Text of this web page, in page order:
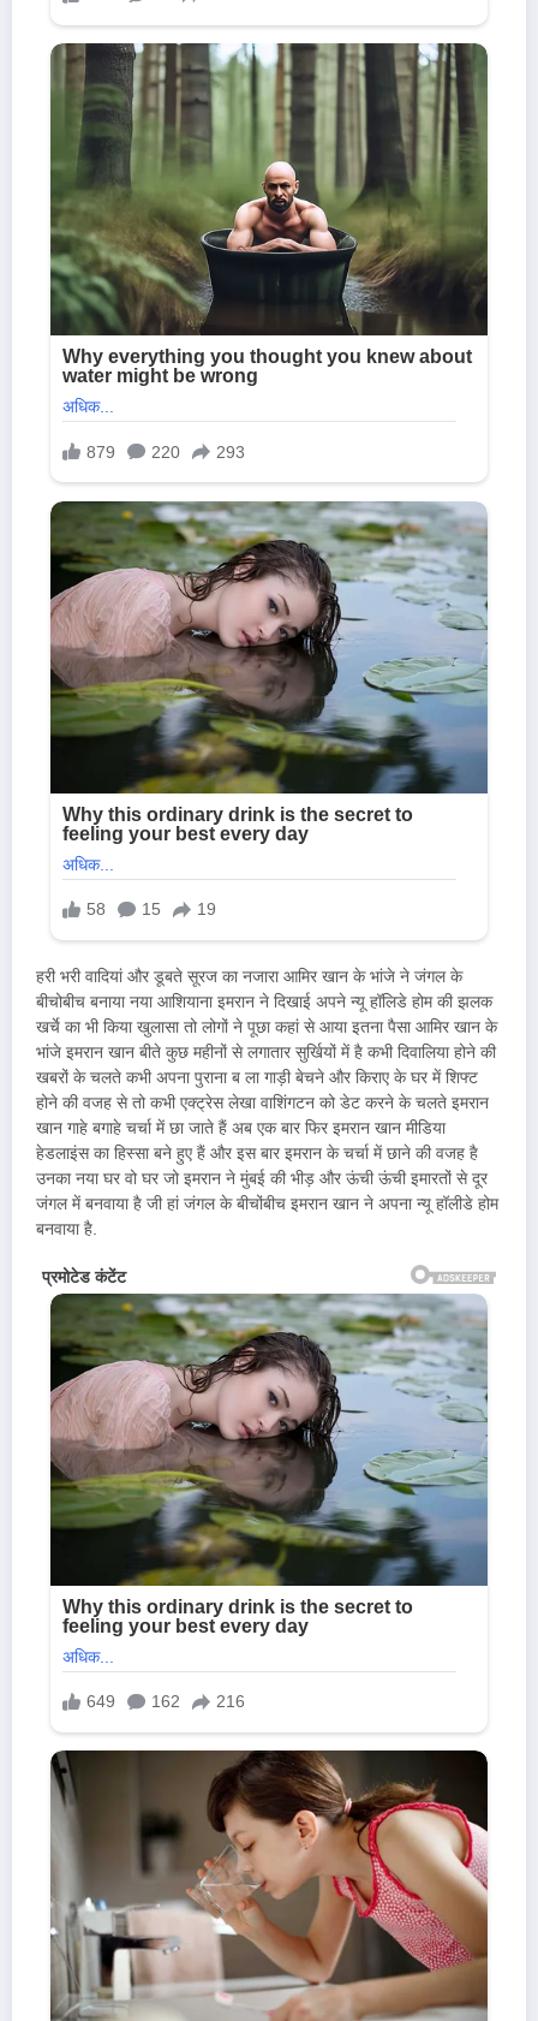
हरी भरी वादियां और डूबते सूरज का नजारा आमिर खान के भांजे ने जंगल के
बीचोबीच बनाया नया आशियाना इमरान ने दिखाई अपने न्यू हॉलिडे होम की झलक
खर्चे का भी किया खुलासा तो लोगों ने पूछा कहां से आया इतना पैसा आमिर खान के
भांजे इमरान खान बीते कुछ महीनों से लगातार सुर्खियों में है कभी दिवालिया होने की
खबरों के चलते कभी अपना पुराना ब ला गाड़ी बेचने और किराए के घर में शिफ्ट
होने की वजह से तो कभी एक्ट्रेस लेखा वाशिंगटन को डेट करने के चलते इमरान
खान गाहे बगाहे चर्चा में छा जाते हैं अब एक बार फिर इमरान खान मीडिया
हेडलाइंस का हिस्सा बने हुए हैं और इस बार इमरान के चर्चा में छाने की वजह है
उनका नया घर वो घर जो इमरान ने मुंबई की भीड़ और ऊंची ऊंची इमारतों से दूर
जंगल में बनवाया है जी हां जंगल के बीचोंबीच इमरान खान ने अपना न्यू हॉलीडे होम
बनवाया है.